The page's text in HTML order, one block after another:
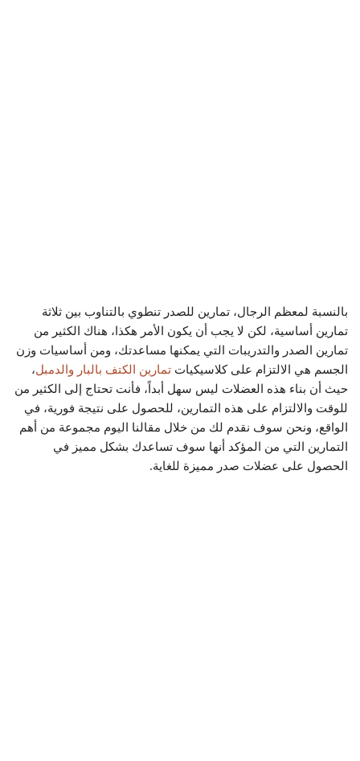
بالنسبة لمعظم الرجال، تمارين للصدر تنطوي بالتناوب بين ثلاثة
تمارين أساسية، لكن لا يجب أن يكون الأمر هكذا، هناك الكثير من
تمارين الصدر والتدريبات التي يمكنها مساعدتك، ومن أساسيات وزن
الجسم هي الالتزام على كلاسيكيات تمارين الكتف بالبار والدمبل،
حيث أن بناء هذه العضلات ليس سهل أبداً، فأنت تحتاج إلى الكثير من
للوقت والالتزام على هذه التمارين، للحصول على نتيجة فورية، في
الواقع، ونحن سوف نقدم لك من خلال مقالنا اليوم مجموعة من أهم
التمارين التي من المؤكد أنها سوف تساعدك بشكل مميز في
الحصول على عضلات صدر مميزة للغاية.